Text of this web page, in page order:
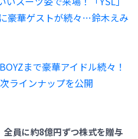
豪華ゲストが続々…鈴木えみ
まで豪華アイドル続々！
ラインナップを公開
全員に約8億円ずつ株式を贈与